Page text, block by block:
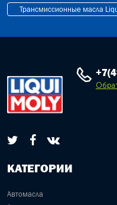
Трансмиссионные масла
КАТЕГОРИИ
Автомасла